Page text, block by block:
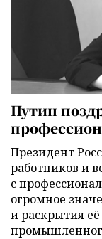
Путин
Президент
работников и
с
огромное
и раскрытия